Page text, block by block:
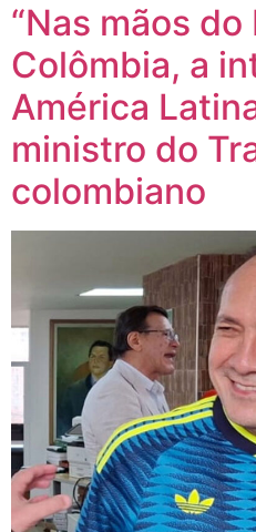
“Nas mãos do
Colômbia, a
América
ministro do
colombiano